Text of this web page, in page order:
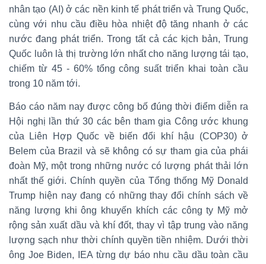
nhân tạo (AI) ở các nền kinh tế phát triển và Trung Quốc,
cùng với nhu cầu điều hòa nhiệt độ tăng nhanh ở các
nước đang phát triển. Trong tất cả các kịch bản, Trung
Quốc luôn là thị trường lớn nhất cho năng lượng tái tạo,
chiếm từ 45 - 60% tổng công suất triển khai toàn cầu
trong 10 năm tới.
Báo cáo năm nay được công bố đúng thời điểm diễn ra
Hội nghị lần thứ 30 các bên tham gia Công ước khung
của Liên Hợp Quốc về biến đổi khí hậu (COP30) ở
Belem của Brazil và sẽ không có sự tham gia của phái
đoàn Mỹ, một trong những nước có lượng phát thải lớn
nhất thế giới. Chính quyền của Tổng thống Mỹ Donald
Trump hiện nay đang có những thay đổi chính sách về
năng lượng khi ông khuyến khích các công ty Mỹ mở
rộng sản xuất dầu và khí đốt, thay vì tập trung vào năng
lượng sạch như thời chính quyền tiền nhiệm. Dưới thời
ông Joe Biden, IEA từng dự báo nhu cầu dầu toàn cầu